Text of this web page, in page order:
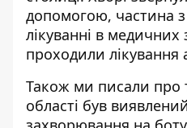
допомогою, частина
лікуванні в медичних
проходили лікування
Також ми писали про
області був виявлений